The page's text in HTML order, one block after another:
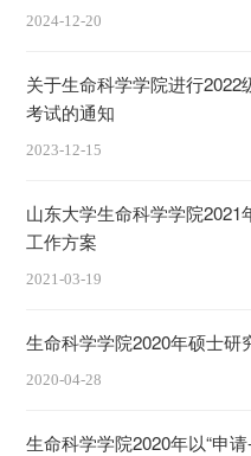
2024-12-20
关于生命科学学院进行
考试的通知
2023-12-15
山东大学生命科学学院
工作方案
2021-03-19
生命科学学院2020年硕士
2020-04-28
生命科学学院2020年以“申